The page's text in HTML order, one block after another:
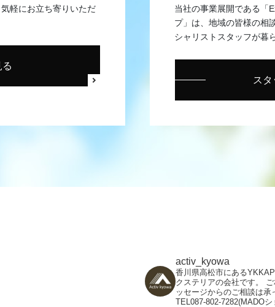
軽にお立ち寄りいただ
当社の事業展開である「
プ」は、地域の皆様の相
シャリストスタッフが暮
ス
activ_kyowa
香川県高松市にある
クステリアの会社です。
ッセージからのご相談は承
TEL087-802-7282(MADOシ